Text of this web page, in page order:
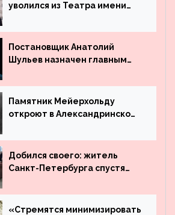
уволился из Театра имени
Постановщик Анатолий
Шульев назначен главным
Вахтангова
Памятник Мейерхольду
откроют в Александринском
Добился своего: житель
Санкт-Петербурга спустя
угнанную в Казахстан
машину
«Стремятся минимизировать